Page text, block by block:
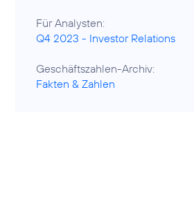
Q4 2023 - Investor Relations
Fakten & Zahlen